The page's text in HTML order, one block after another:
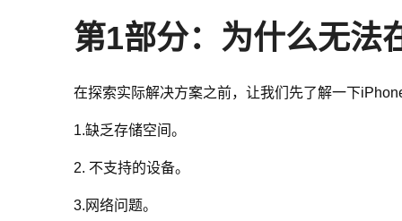
第1部分：为什么无法
在探索实际解决方案之前，让我们先了解一下
1.缺乏存储空间。
2. 不支持的设备。
3.网络问题。